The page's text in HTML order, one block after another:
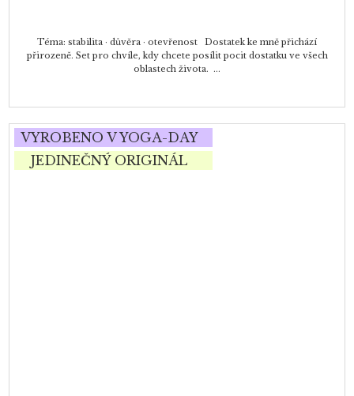
Téma: stabilita · důvěra · otevřenost Dostatek ke mně přichází
přirozeně. Set pro chvíle, kdy chcete posílit pocit dostatku ve všech
oblastech života. ...
VYROBENO V YOGA-DAY
JEDINEČNÝ ORIGINÁL